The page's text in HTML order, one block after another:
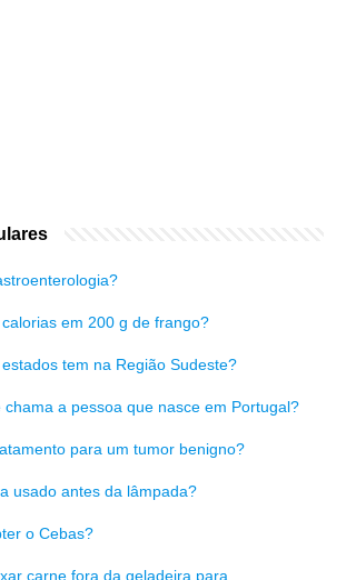
em 200 g de frango?
tem na Região Sudeste?
chama a pessoa que nasce em Portugal?
para um tumor benigno?
usado antes da lâmpada?
o Cebas?
carne fora da geladeira para